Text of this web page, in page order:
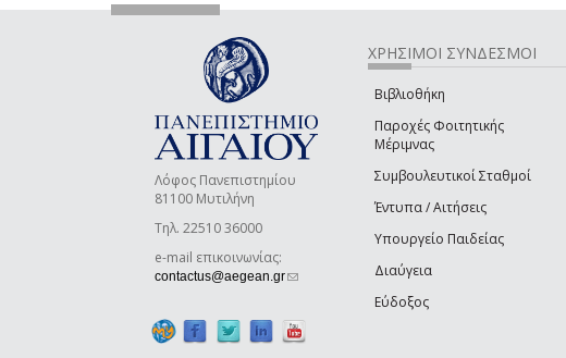
Λόφος Πανεπιστημίου
81100 Μυτιλήνη
Τηλ. 22510 36000
e-mail επικοινωνίας:
contactus@aegean.gr(link sends e-mail)
ΧΡΗΣΙΜΟΙ ΣΥΝΔΕΣΜΟΙ
Βιβλιοθήκη
Παροχές Φοιτητικής
Μέριμνας
Συμβουλευτικοί Σταθμοί
Έντυπα / Αιτήσεις
Υπουργείο Παιδείας
Διαύγεια
Εύδοξος